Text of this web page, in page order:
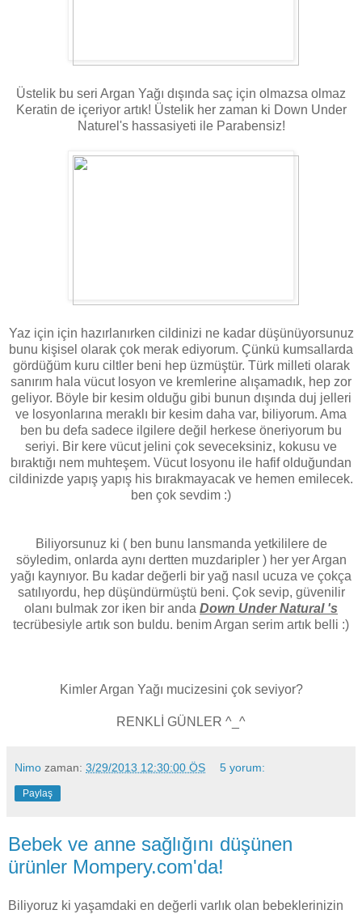
Üstelik bu seri Argan Yağı dışında saç için olmazsa olmaz
Keratin de içeriyor artık! Üstelik her zaman ki Down Under
Naturel's hassasiyeti ile Parabensiz!
Yaz için için hazırlanırken cildinizi ne kadar düşünüyorsunuz
bunu kişisel olarak çok merak ediyorum. Çünkü kumsallarda
gördüğüm kuru ciltler beni hep üzmüştür. Türk milleti olarak
sanırım hala vücut losyon ve kremlerine alışamadık, hep zor
geliyor. Böyle bir kesim olduğu gibi bunun dışında duj jelleri
ve losyonlarına meraklı bir kesim daha var, biliyorum. Ama
ben bu defa sadece ilgilere değil herkese öneriyorum bu
seriyi. Bir kere vücut jelini çok seveceksiniz, kokusu ve
bıraktığı nem muhteşem. Vücut losyonu ile hafif olduğundan
cildinizde yapış yapış his bırakmayacak ve hemen emilecek.
ben çok sevdim :)
Biliyorsunuz ki ( ben bunu lansmanda yetkililere de
söyledim, onlarda aynı dertten muzdaripler ) her yer Argan
yağı kaynıyor. Bu kadar değerli bir yağ nasıl ucuza ve çokça
satılıyordu, hep düşündürmüştü beni. Çok sevip, güvenilir
olanı bulmak zor iken bir anda Down Under Natural 's
tecrübesiyle artık son buldu. benim Argan serim artık belli :)
Kimler Argan Yağı mucizesini çok seviyor?
RENKLİ GÜNLER ^_^
Nimo zaman: 3/29/2013 12:30:00 ÖS 5 yorum:
Paylaş
Bebek ve anne sağlığını düşünen
ürünler Mompery.com'da!
Biliyoruz ki yaşamdaki en değerli varlık olan bebeklerinizin